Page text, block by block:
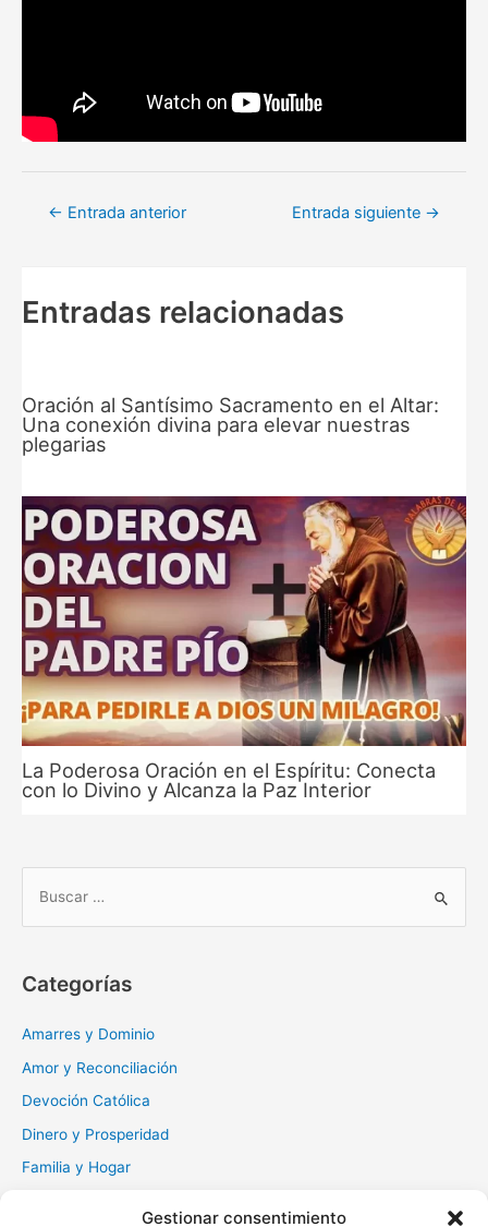
Gestionar consentimiento
Navegación
← Entrada anterior Entrada siguiente →
Entradas relacionadas
Oración al Santísimo Sacramento en el Altar:
Una conexión divina para elevar nuestras
plegarias
La Poderosa Oración en el Espíritu: Conecta
con lo Divino y Alcanza la Paz Interior
r
Categorías
Amarres y Dominio
Amor y Reconciliación
Devoción Católica
Dinero y Prosperidad
Familia y Hogar